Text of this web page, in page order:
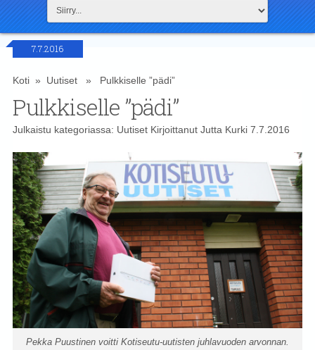
7.7.2016
Koti» Uutiset» Pulkkiselle ”pädi”
Pulkkiselle ”pädi”
Julkaistu kategoriassa: UutisetKirjoittanut Jutta Kurki7.7.2016
Pekka Puustinen voitti Kotiseutu-uutisten juhlavuoden arvonnan.